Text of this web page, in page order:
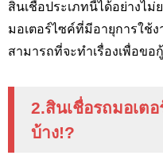
สินเชื่อประเภทนี้ได้อย่างไ
มอเตอร์ไซค์ที่มีอายุการใช้
สามารถที่จะทำเรื่องเพื่อข
2.สินเชื่อรถมอเต
บ้าง!?